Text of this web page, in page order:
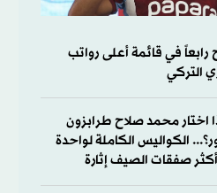
رابعاً في قائمة أعلى رواتب
التركي
اختار محمد صلاح طرابزون
الكواليس الكاملة لواحدة
صفقات الصيف إثارة